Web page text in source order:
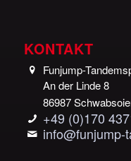
KONTAKT
Funjump-
An der Linde 8
86987
+49 (0)170
info@funjump-